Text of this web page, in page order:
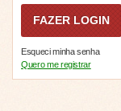
Esqueci minha senha
Quero me registrar